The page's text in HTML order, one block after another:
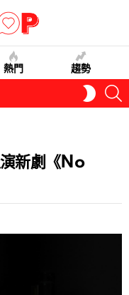
熱門 趨勢
SKIN
新劇《No